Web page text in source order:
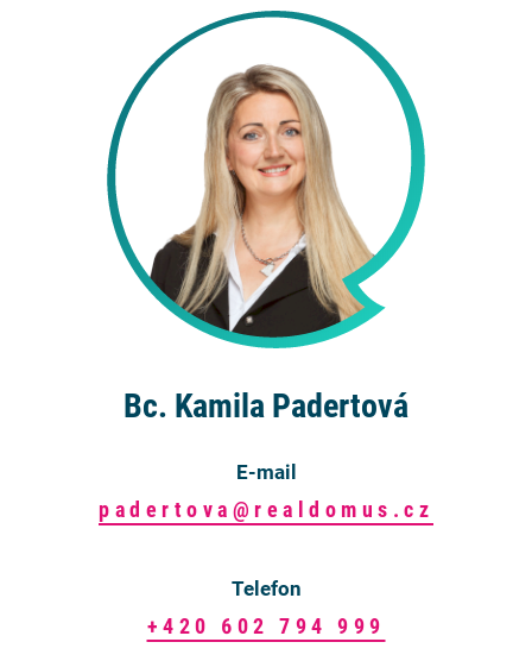
Bc. Kamila Padertová
E-mail
padertova@realdomus.cz
Telefon
+420 602 794 999